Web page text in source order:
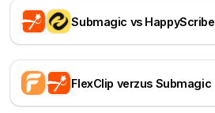
Submagic vs HappyScribe
FlexClip verzus Submagic